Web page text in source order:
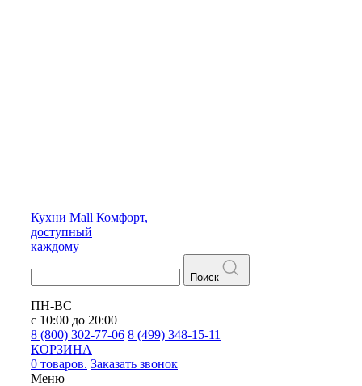
Кухни Mall Комфорт,
доступный
каждому
Поиск
ПН-ВС
с 10:00 до 20:00
8 (800) 302-77-06 8 (499) 348-15-11
КОРЗИНА
0 товаров. Заказать звонок
Меню